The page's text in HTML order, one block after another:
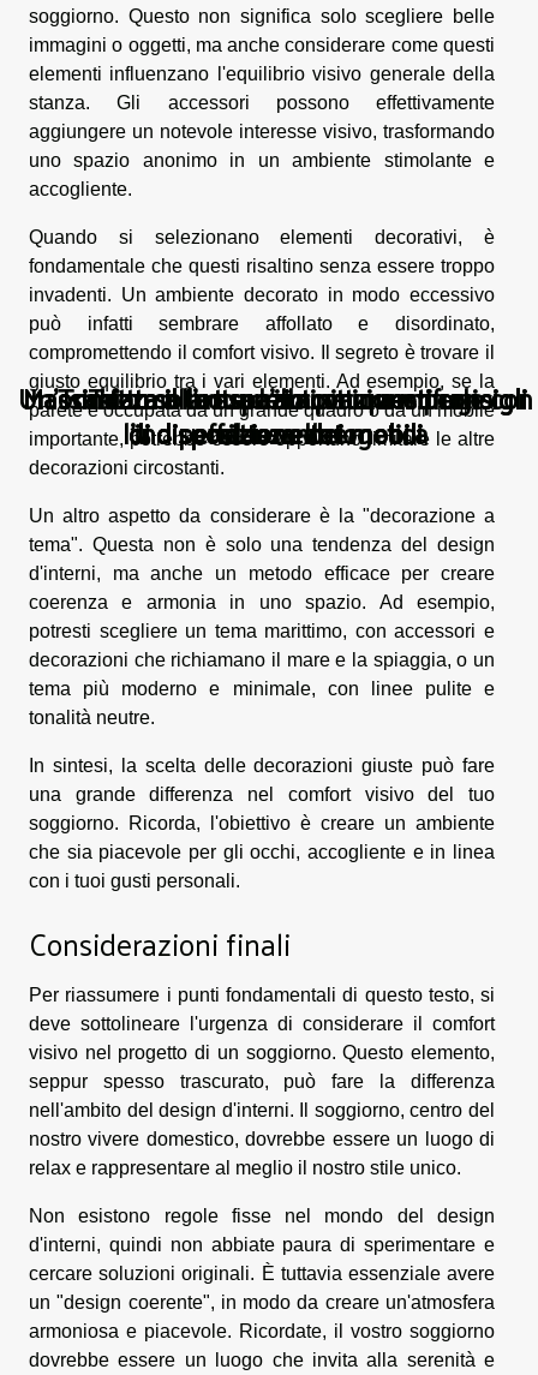
soggiorno. Questo non significa solo scegliere belle
immagini o oggetti, ma anche considerare come questi
elementi influenzano l'equilibrio visivo generale della
stanza. Gli accessori possono effettivamente
aggiungere un notevole interesse visivo, trasformando
uno spazio anonimo in un ambiente stimolante e
accogliente.
Quando si selezionano elementi decorativi, è
fondamentale che questi risaltino senza essere troppo
invadenti. Un ambiente decorato in modo eccessivo
può infatti sembrare affollato e disordinato,
compromettendo il comfort visivo. Il segreto è trovare il
giusto equilibrio tra i vari elementi. Ad esempio, se la
parete è occupata da un grande quadro o da un mobile
importante, potrebbe essere opportuno limitare le altre
decorazioni circostanti.
Un altro aspetto da considerare è la "decorazione a
tema". Questa non è solo una tendenza del design
d'interni, ma anche un metodo efficace per creare
coerenza e armonia in uno spazio. Ad esempio,
potresti scegliere un tema marittimo, con accessori e
decorazioni che richiamano il mare e la spiaggia, o un
tema più moderno e minimale, con linee pulite e
tonalità neutre.
In sintesi, la scelta delle decorazioni giuste può fare
una grande differenza nel comfort visivo del tuo
soggiorno. Ricorda, l'obiettivo è creare un ambiente
che sia piacevole per gli occhi, accogliente e in linea
con i tuoi gusti personali.
Considerazioni finali
Per riassumere i punti fondamentali di questo testo, si
deve sottolineare l'urgenza di considerare il comfort
visivo nel progetto di un soggiorno. Questo elemento,
seppur spesso trascurato, può fare la differenza
nell'ambito del design d'interni. Il soggiorno, centro del
nostro vivere domestico, dovrebbe essere un luogo di
relax e rappresentare al meglio il nostro stile unico.
Non esistono regole fisse nel mondo del design
d'interni, quindi non abbiate paura di sperimentare e
cercare soluzioni originali. È tuttavia essenziale avere
un "design coerente", in modo da creare un'atmosfera
armoniosa e piacevole. Ricordate, il vostro soggiorno
dovrebbe essere un luogo che invita alla serenità e
Massimizza il tuo spazio con questi consigli
di disposizione dei mobili
Massimizza il tuo spazio con questi consigli
di disposizione dei mobili
Trasforma la tua cantina in un rifugio
rilassante
Un'occhiata all'arte della pittura murale con
effetto velluto
Tetto solare: un'innovazione per
l'indipendenza energetica